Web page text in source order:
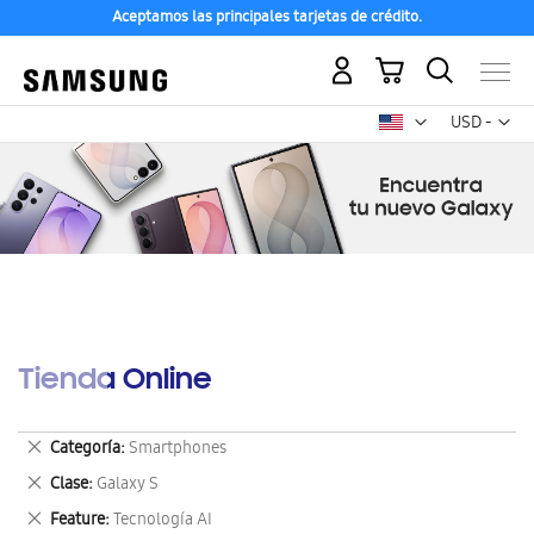
Aceptamos las principales tarjetas de crédito.
USD -
dólar
Mi carrito
Tienda Online
Categoría Smartphones
Eliminar
este
artículo
Clase Galaxy S
Eliminar
este
Feature Tecnología AI
Eliminar